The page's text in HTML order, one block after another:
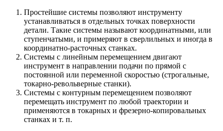
Простейшие системы позволяют инструменту
устанавливаться в отдельных точках поверхности
детали. Такие системы называют координатными, или
ступенчатыми, и примеряют в сверлильных и иногда в
координатно-расточных станках.
Системы с линейным перемещением двигают
инструмент в направлении подачи по прямой с
постоянной или переменной скоростью (строгальные,
токарно-револьверные станки).
Системы с контурным перемещением позволяют
перемещать инструмент по любой траектории и
применяются в токарных и фрезерно-копировальных
станках и т. п.